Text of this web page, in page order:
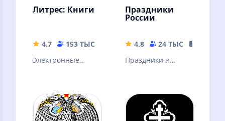
Литрес: Книги
4.7 153 ТЫС
72.02 MB
Электронные
Горячие новинки и
классика
литературы
Праздники
России
4.8 24 ТЫС
Праздники и
России. Дни
рождения
контактов.